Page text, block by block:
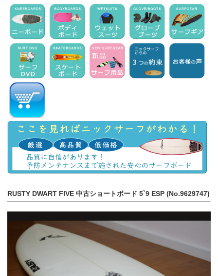
RUSTY DWART FIVE 中古ショートボード 5`9 ESP (No.9629747)